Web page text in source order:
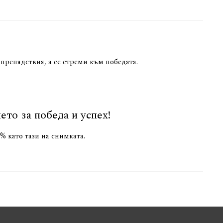
а се стреми към победата.
за победа и успех!
като тази на снимката.